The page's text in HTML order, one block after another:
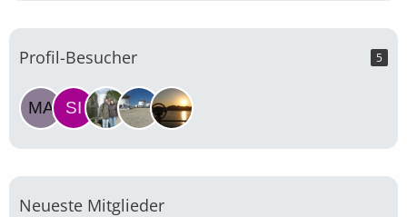
Profil-Besucher 5
Neueste Mitglieder